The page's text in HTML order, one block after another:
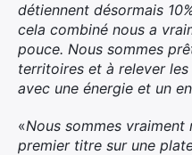
détiennent désormais
cela combiné nous a
pouce. Nous sommes
territoires et à relever
avec une énergie et un
«Nous sommes
premier titre sur une